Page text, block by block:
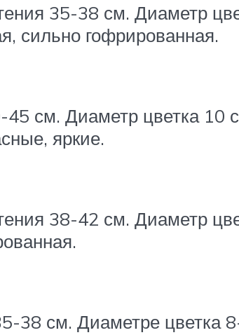
35-38 см. Диаметр
сильно гофрированная.
45 см. Диаметр цветка 10
яркие.
38-42 см. Диаметр
38 см. Диаметре цветка